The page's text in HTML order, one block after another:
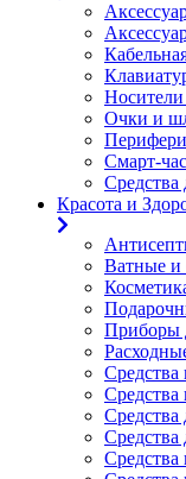
Очки и
Смарт-
Средства
Красота и
Ватные и
Приборы
Средства
Средства
Средства
Средства
Средства